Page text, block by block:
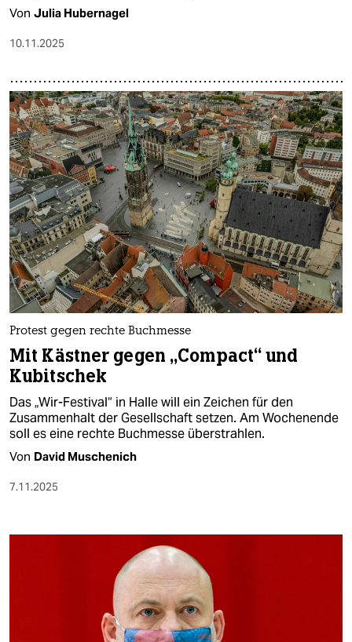
Von Julia Hubernagel
10.11.2025
Protest gegen rechte Buchmesse
Mit Kästner gegen „Compact“ und
Kubitschek
Das „Wir-Festival“ in Halle will ein Zeichen für den
Zusammenhalt der Gesellschaft setzen. Am Wochenende
soll es eine rechte Buchmesse überstrahlen.
Von David Muschenich
7.11.2025